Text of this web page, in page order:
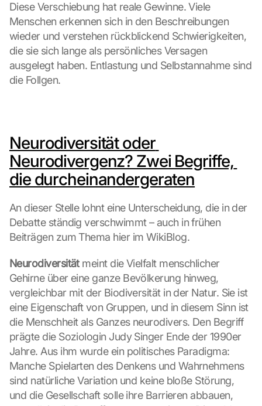
Diese Verschiebung hat reale Gewinne. Viele
Menschen erkennen sich in den Beschreibungen
wieder und verstehen rückblickend Schwierigkeiten,
die sie sich lange als persönliches Versagen
ausgelegt haben. Entlastung und Selbstannahme sind
die Follgen.
Neurodiversität oder
Neurodivergenz? Zwei Begriffe,
die durcheinandergeraten
An dieser Stelle lohnt eine Unterscheidung, die in der
Debatte ständig verschwimmt – auch in frühen
Beiträgen zum Thema hier im WikiBlog.
Neurodiversität meint die Vielfalt menschlicher
Gehirne über eine ganze Bevölkerung hinweg,
vergleichbar mit der Biodiversität in der Natur. Sie ist
eine Eigenschaft von Gruppen, und in diesem Sinn ist
die Menschheit als Ganzes neurodivers. Den Begriff
prägte die Soziologin Judy Singer Ende der 1990er
Jahre. Aus ihm wurde ein politisches Paradigma:
Manche Spielarten des Denkens und Wahrnehmens
sind natürliche Variation und keine bloße Störung,
und die Gesellschaft solle ihre Barrieren abbauen,